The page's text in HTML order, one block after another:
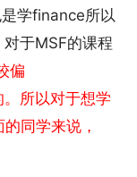
学finance所以
于MSF的课程
偏
所以对于想学
同学来说，